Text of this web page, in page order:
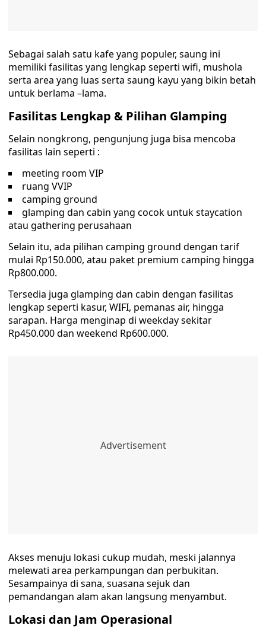
Sebagai salah satu kafe yang populer, saung ini
memiliki fasilitas yang lengkap seperti wifi, mushola
serta area yang luas serta saung kayu yang bikin betah
untuk berlama –lama.
Fasilitas Lengkap & Pilihan Glamping
Selain nongkrong, pengunjung juga bisa mencoba
fasilitas lain seperti :
meeting room VIP
ruang VVIP
camping ground
glamping dan cabin yang cocok untuk staycation
atau gathering perusahaan
Selain itu, ada pilihan camping ground dengan tarif
mulai Rp150.000, atau paket premium camping hingga
Rp800.000.
Tersedia juga glamping dan cabin dengan fasilitas
lengkap seperti kasur, WIFI, pemanas air, hingga
sarapan. Harga menginap di weekday sekitar
Rp450.000 dan weekend Rp600.000.
Akses menuju lokasi cukup mudah, meski jalannya
melewati area perkampungan dan perbukitan.
Sesampainya di sana, suasana sejuk dan
pemandangan alam akan langsung menyambut.
Lokasi dan Jam Operasional